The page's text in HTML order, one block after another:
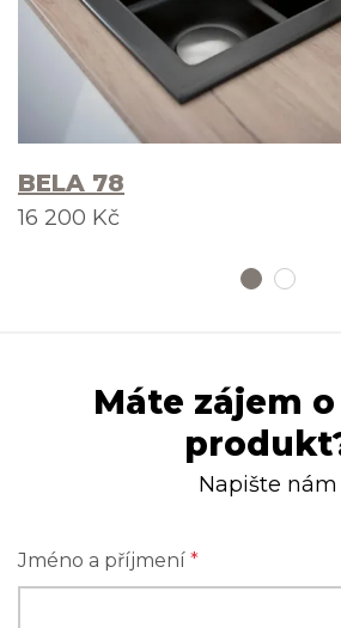
BELA 78
16 200 Kč
Máte zájem
Napište nám
Jméno a příjmení *